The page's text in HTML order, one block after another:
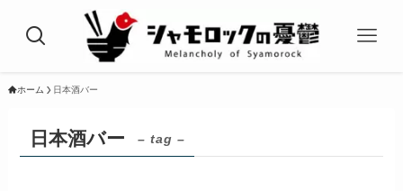
ホーム 日本酒バー
日本酒バー – tag –